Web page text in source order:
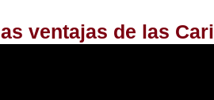
ventajas de las